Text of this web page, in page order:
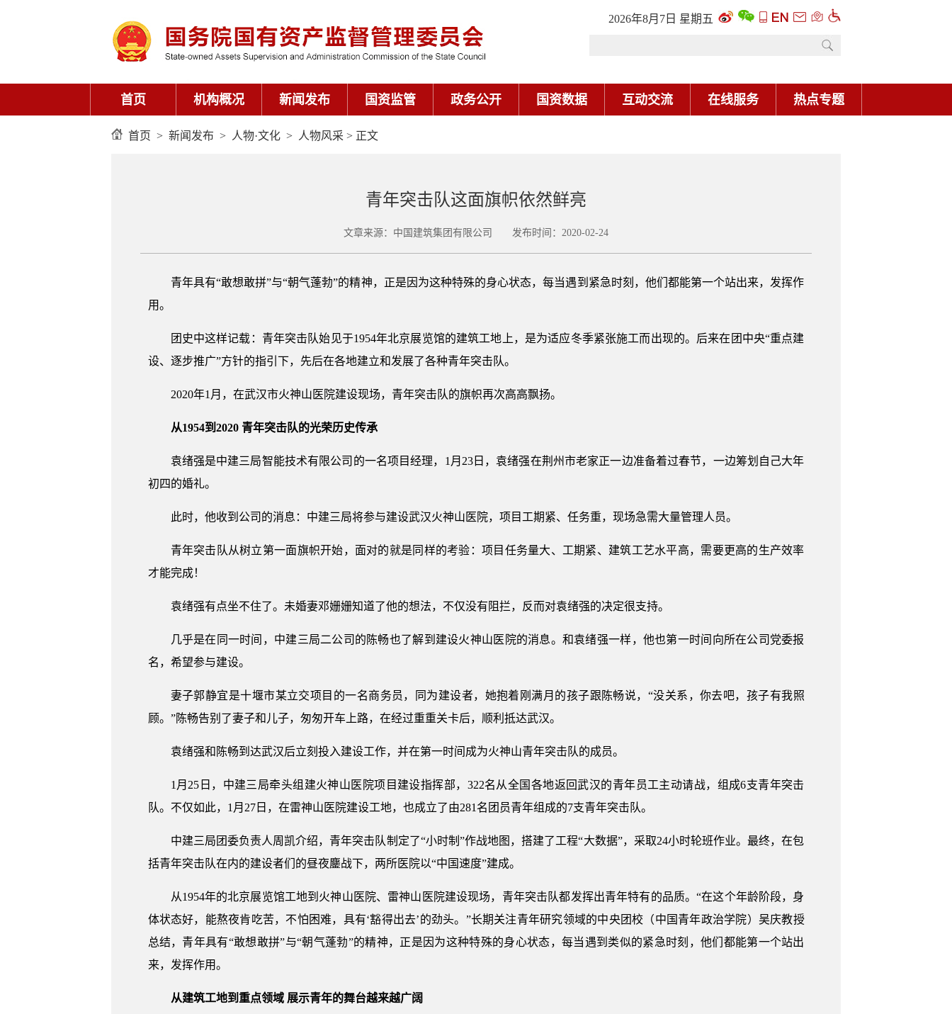
2026年8月7日 星期五
首页 机构概况 新闻发布 国资监管 政务公开 国资数据 互动交流 在线服务 热点专题
首页 > 新闻发布 > 人物·文化 > 人物风采 > 正文
青年突击队这面旗帜依然鲜亮
文章来源：中国建筑集团有限公司 发布时间：2020-02-24
青年具有“敢想敢拼”与“朝气蓬勃”的精神，正是因为这种特殊的身心状态，每当遇到紧急时刻，他们都能第一个站出来，发挥作
用。
团史中这样记载：青年突击队始见于1954年北京展览馆的建筑工地上，是为适应冬季紧张施工而出现的。后来在团中央“重点建
设、逐步推广”方针的指引下，先后在各地建立和发展了各种青年突击队。
2020年1月，在武汉市火神山医院建设现场，青年突击队的旗帜再次高高飘扬。
从1954到2020 青年突击队的光荣历史传承
袁绪强是中建三局智能技术有限公司的一名项目经理，1月23日，袁绪强在荆州市老家正一边准备着过春节，一边筹划自己大年
初四的婚礼。
此时，他收到公司的消息：中建三局将参与建设武汉火神山医院，项目工期紧、任务重，现场急需大量管理人员。
青年突击队从树立第一面旗帜开始，面对的就是同样的考验：项目任务量大、工期紧、建筑工艺水平高，需要更高的生产效率
才能完成！
袁绪强有点坐不住了。未婚妻邓姗姗知道了他的想法，不仅没有阻拦，反而对袁绪强的决定很支持。
几乎是在同一时间，中建三局二公司的陈畅也了解到建设火神山医院的消息。和袁绪强一样，他也第一时间向所在公司党委报
名，希望参与建设。
妻子郭静宜是十堰市某立交项目的一名商务员，同为建设者，她抱着刚满月的孩子跟陈畅说，“没关系，你去吧，孩子有我照
顾。”陈畅告别了妻子和儿子，匆匆开车上路，在经过重重关卡后，顺利抵达武汉。
袁绪强和陈畅到达武汉后立刻投入建设工作，并在第一时间成为火神山青年突击队的成员。
1月25日，中建三局牵头组建火神山医院项目建设指挥部，322名从全国各地返回武汉的青年员工主动请战，组成6支青年突击
队。不仅如此，1月27日，在雷神山医院建设工地，也成立了由281名团员青年组成的7支青年突击队。
中建三局团委负责人周凯介绍，青年突击队制定了“小时制”作战地图，搭建了工程“大数据”，采取24小时轮班作业。最终，在包
括青年突击队在内的建设者们的昼夜鏖战下，两所医院以“中国速度”建成。
从1954年的北京展览馆工地到火神山医院、雷神山医院建设现场，青年突击队都发挥出青年特有的品质。“在这个年龄阶段，身
体状态好，能熬夜肯吃苦，不怕困难，具有‘豁得出去’的劲头。”长期关注青年研究领域的中央团校（中国青年政治学院）吴庆教授
总结，青年具有“敢想敢拼”与“朝气蓬勃”的精神，正是因为这种特殊的身心状态，每当遇到类似的紧急时刻，他们都能第一个站出
来，发挥作用。
从建筑工地到重点领域 展示青年的舞台越来越广阔